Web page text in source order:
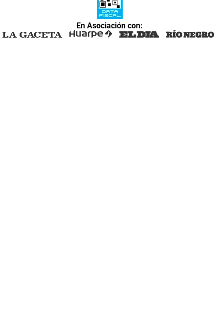
En Asociación con: